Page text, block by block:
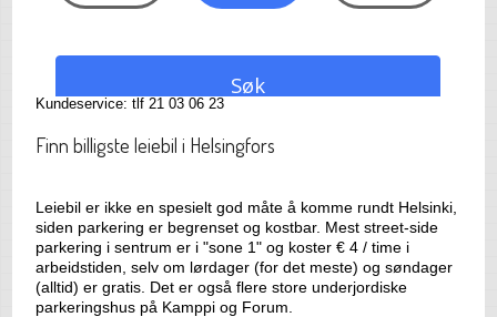
Kundeservice: tlf 21 03 06 23
Finn billigste leiebil i Helsingfors
Leiebil er ikke en spesielt god måte å komme rundt Helsinki,
siden parkering er begrenset og kostbar. Mest street-side
parkering i sentrum er i "sone 1" og koster € 4 / time i
arbeidstiden, selv om lørdager (for det meste) og søndager
(alltid) er gratis. Det er også flere store underjordiske
parkeringshus på Kamppi og Forum.